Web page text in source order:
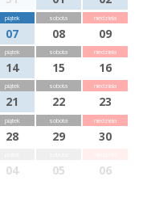
piątek
07
sobota
08
niedziela
09
piątek
14
sobota
15
niedziela
16
piątek
21
sobota
22
niedziela
23
piątek
28
sobota
29
niedziela
30
04 05 06